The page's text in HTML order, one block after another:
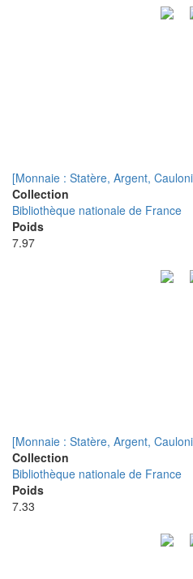
[Monnaie : Statère, Argent,
Collection
Bibliothèque nationale de France
Poids
7.97
[Monnaie : Statère, Argent,
Collection
Bibliothèque nationale de France
Poids
7.33